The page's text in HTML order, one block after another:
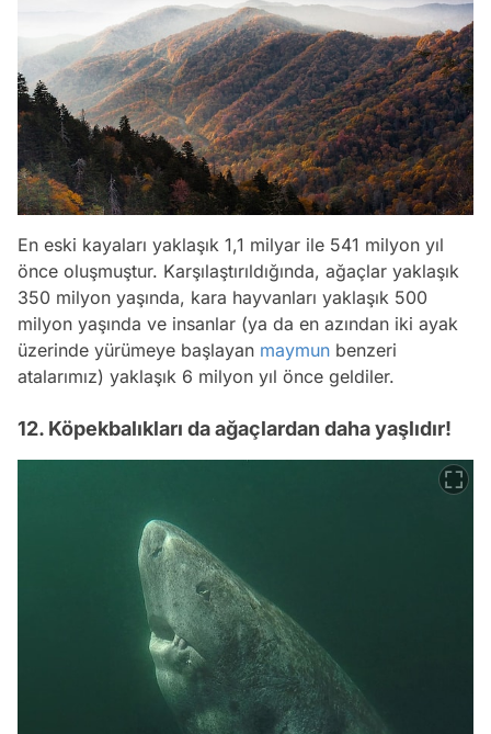
En eski kayaları yaklaşık 1,1 milyar ile 541 milyon yıl
önce oluşmuştur. Karşılaştırıldığında, ağaçlar yaklaşık
350 milyon yaşında, kara hayvanları yaklaşık 500
milyon yaşında ve insanlar (ya da en azından iki ayak
üzerinde yürümeye başlayan maymun benzeri
atalarımız) yaklaşık 6 milyon yıl önce geldiler.
12. Köpekbalıkları da ağaçlardan daha yaşlıdır!